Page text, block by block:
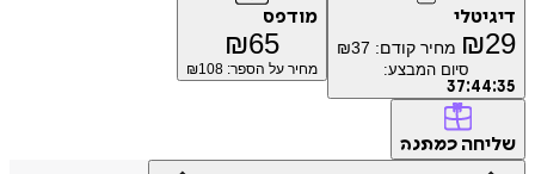
₪ מחיר קודם: ₪37
סיום המבצע:
37:
מודפס
₪
מחיר על הספר: ₪108
כמתנה